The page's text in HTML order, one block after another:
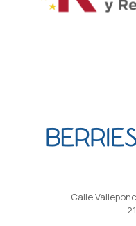
Calle